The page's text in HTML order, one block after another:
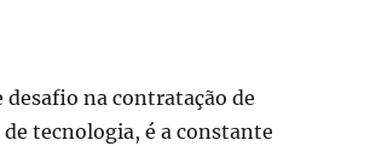
desafio na contratação de
tecnologia, é a constante